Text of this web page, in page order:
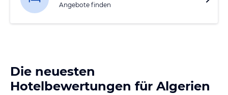
Angebote finden
Die neuesten
Hotelbewertungen für Algerien